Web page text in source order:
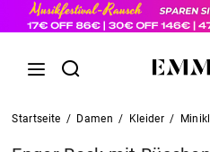
Startseite / Damen / Kleider /